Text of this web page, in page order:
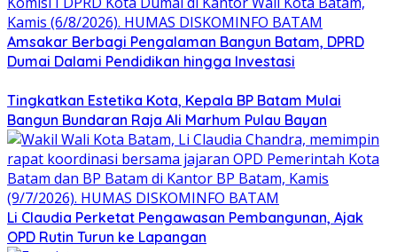
Amsakar Berbagi Pengalaman Bangun Batam, DPRD
Dumai Dalami Pendidikan hingga Investasi
Tingkatkan Estetika Kota, Kepala BP Batam Mulai
Bangun Bundaran Raja Ali Marhum Pulau Bayan
Li Claudia Perketat Pengawasan Pembangunan, Ajak
OPD Rutin Turun ke Lapangan